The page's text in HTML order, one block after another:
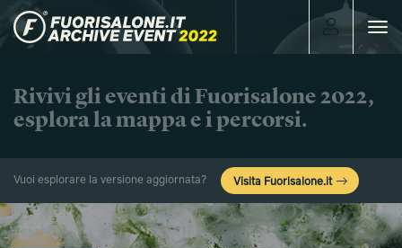
Toggle
Rivivi gli eventi di Fuorisalone 2022,
esplora la mappa e i percorsi.
Vuoi esplorare la versione aggiornata? Visita Fuorisalone.it